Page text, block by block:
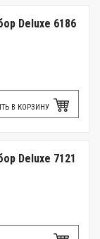
Deluxe 6186
В КОРЗИНУ
Deluxe 7121